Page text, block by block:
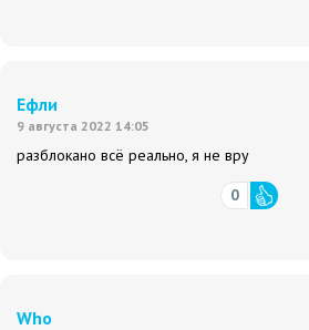
Ефли
9 августа 2022 14:05
разблокано всё реально, я не вру
0
Who